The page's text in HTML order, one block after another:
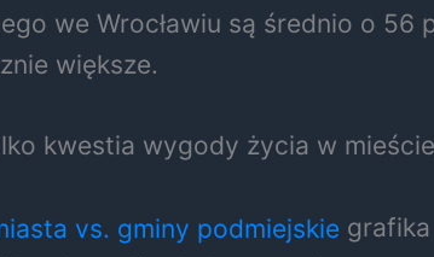
we Wrocławiu są średnio o
większe.
kwestia wygody życia w